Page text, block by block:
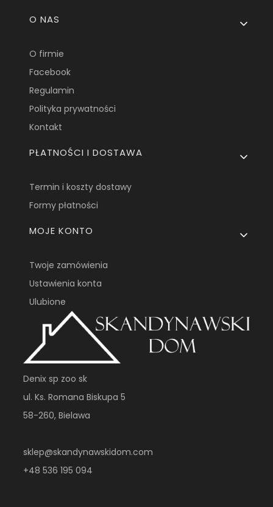
Linki w stopce
O NAS
O firmie
Facebook
Regulamin
Polityka prywatności
Kontakt
PŁATNOŚCI I DOSTAWA
Termin i koszty dostawy
Formy płatności
MOJE KONTO
Twoje zamówienia
Ustawienia konta
Ulubione
Denix sp zoo sk
ul. Ks. Romana Biskupa 5
58-260, Bielawa
sklep@skandynawskidom.com
+48 536 195 094